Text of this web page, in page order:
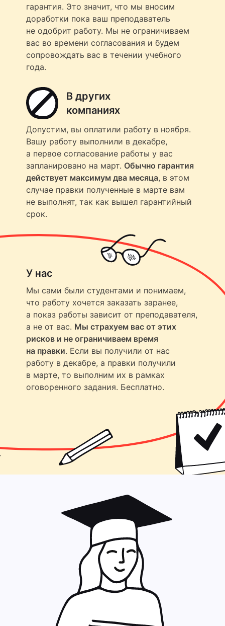
гарантия. Это значит, что мы вносим
доработки пока ваш преподаватель
не одобрит работу. Мы не ограничиваем
вас во времени согласования и будем
сопровождать вас в течении учебного
года.
В других
компаниях
Допустим, вы оплатили работу в ноября.
Вашу работу выполнили в декабре,
а первое согласование работы у вас
запланировано на март. Обычно гарантия
действует максимум два месяца, в этом
случае правки полученные в марте вам
не выполнят, так как вышел гарантийный
срок.
У нас
Мы сами были студентами и понимаем,
что работу хочется заказать заранее,
а показ работы зависит от преподавателя,
а не от вас. Мы страхуем вас от этих
рисков и не ограничиваем время
на правки. Если вы получили от нас
работу в декабре, а правки получили
в марте, то выполним их в рамках
оговоренного задания. Бесплатно.